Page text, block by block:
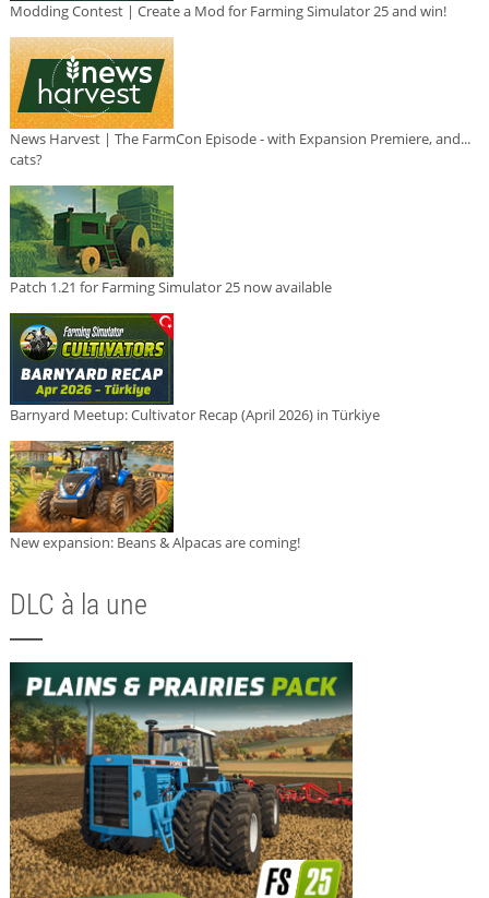
Modding Contest | Create a Mod for Farming Simulator 25 and win!
News Harvest | The FarmCon Episode - with Expansion Premiere, and...
cats?
Patch 1.21 for Farming Simulator 25 now available
Barnyard Meetup: Cultivator Recap (April 2026) in Türkiye
New expansion: Beans & Alpacas are coming!
DLC à la une